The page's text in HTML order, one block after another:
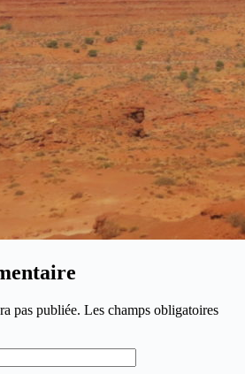
pas publiée. Les champs obligatoires